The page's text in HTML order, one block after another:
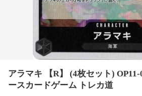
アラマキ 【R】 (4枚セット)
ースカードゲーム トレカ道